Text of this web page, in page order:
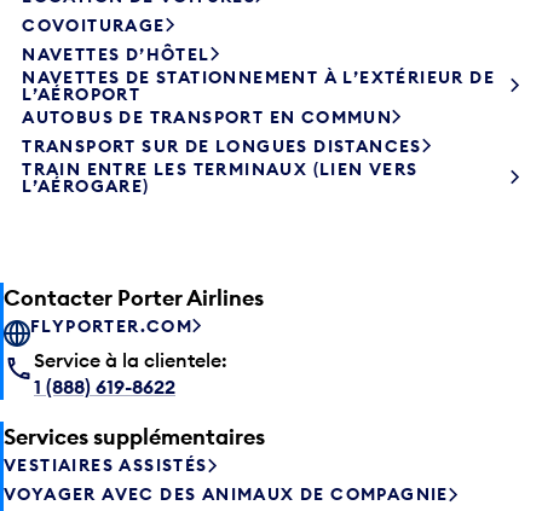
COVOITURAGE
NAVETTES D’HÔTEL
NAVETTES DE STATIONNEMENT À L’EXTÉRIEUR DE
L’AÉROPORT
AUTOBUS DE TRANSPORT EN COMMUN
TRANSPORT SUR DE LONGUES DISTANCES
TRAIN ENTRE LES TERMINAUX (LIEN VERS
L’AÉROGARE)
Contacter Porter Airlines
FLYPORTER.COM
Service à la clientele:
1 (888) 619-8622
Services supplémentaires
VESTIAIRES ASSISTÉS
VOYAGER AVEC DES ANIMAUX DE COMPAGNIE